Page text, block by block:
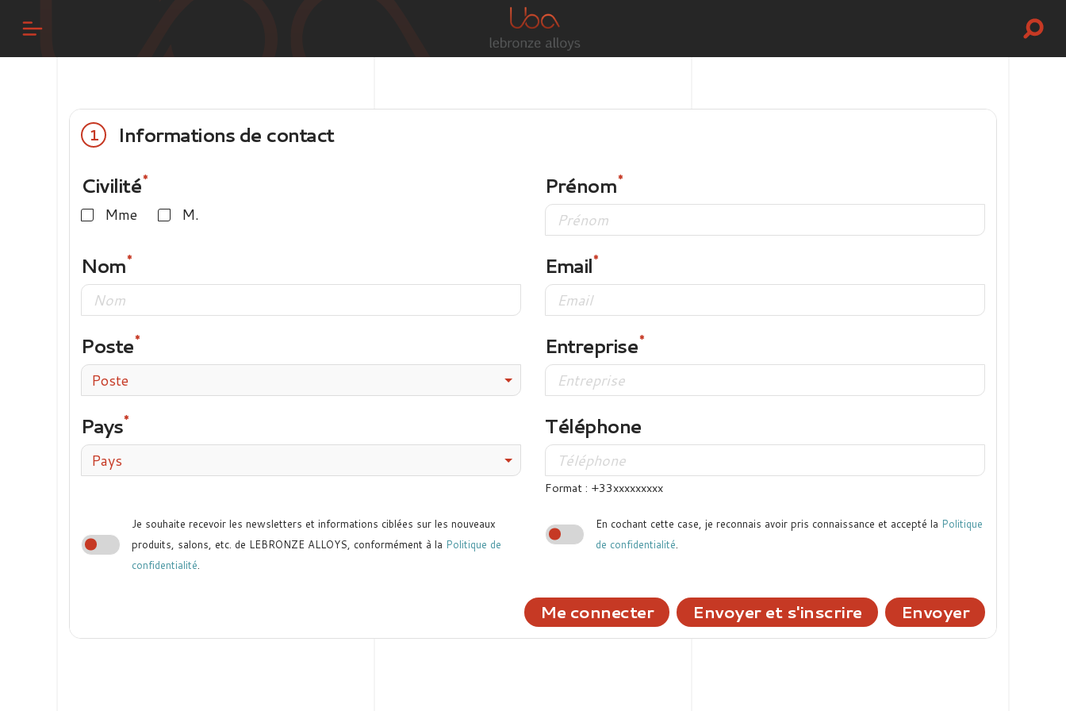
1
Informations de contact
Civilité
Mme M.
Prénom
Nom Email
Poste
Poste
Entreprise
Pays
Pays
Téléphone
Format : +33xxxxxxxxx
Je souhaite recevoir les newsletters et informations ciblées sur les nouveaux
produits, salons, etc. de LEBRONZE ALLOYS, conformément à la Politique de
confidentialité.
En cochant cette case, je reconnais avoir pris connaissance et accepté la Politique
de confidentialité.
Me connecter Envoyer et s'inscrire Envoyer